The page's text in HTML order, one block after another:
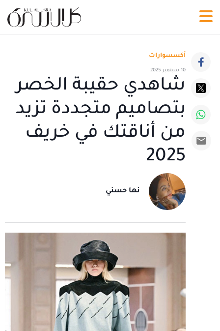
أكسسوارات
10 سبتمبر 2025
شاهدي حقيبة الخصر
بتصاميم متجددة تزيد
من أناقتك في خريف
2025
نها حسني